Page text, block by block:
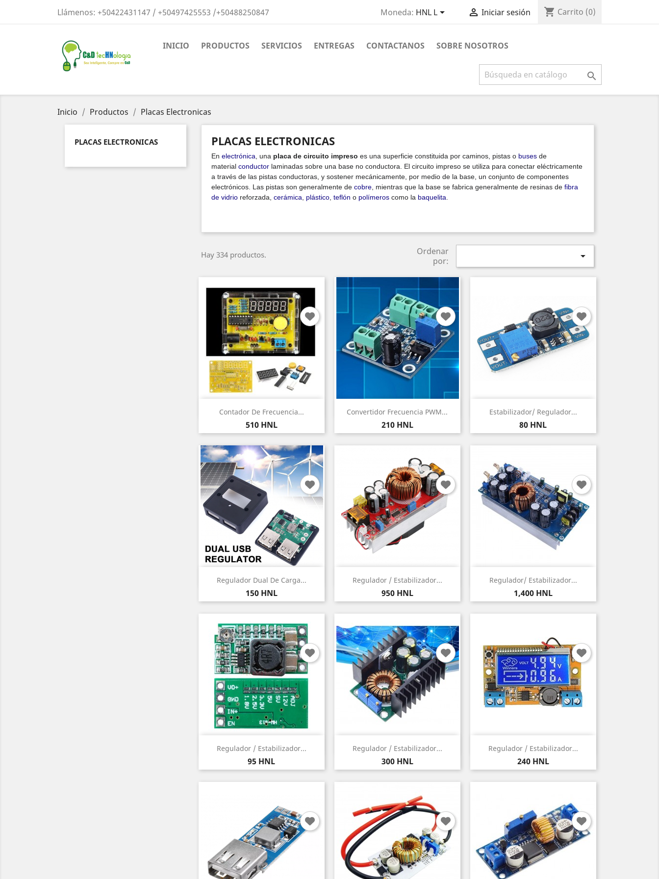
Llámenos: +50422431147 / +50497425553 /+50488250847 Moneda: HNL L  Iniciar sesión shopping_cart Carrito (0)
INICIO PRODUCTOS SERVICIOS ENTREGAS CONTACTANOS SOBRE NOSOTROS

Inicio Productos Placas Electronicas
PLACAS ELECTRONICAS PLACAS ELECTRONICAS
En electrónica , una placa de circuito impreso es una superficie constituida por caminos, pistas o buses de
material conductor laminadas sobre una base no conductora. El circuito impreso se utiliza para conectar eléctricamente
a través de las pistas conductoras, y sostener mecánicamente, por medio de la base, un conjunto de componentes
electrónicos. Las pistas son generalmente de cobre, mientras que la base se fabrica generalmente de resinas de fibra
de vidrio reforzada, cerámica plástico, teflón o polímeros como la baquelita
Hay 334 productos.
Ordenar
por:

Contador De Frecuencia...
Precio
510 HNL
Vista rápida Convertidor Frecuencia PWM...
Precio
210 HNL
Vista rápida Estabilizador/ Regulador...
Precio
80 HNL
Vista rápida
Regulador Dual De Carga...
Precio
150 HNL
Vista rápida Regulador / Estabilizador...
Precio
950 HNL
Vista rápida Regulador/ Estabilizador...
Precio
1,400 HNL
Vista rápida
Regulador / Estabilizador...
Precio
95 HNL
Vista rápida Regulador / Estabilizador...
Precio
300 HNL
Vista rápida Regulador / Estabilizador...
Precio
240 HNL
Vista rápida